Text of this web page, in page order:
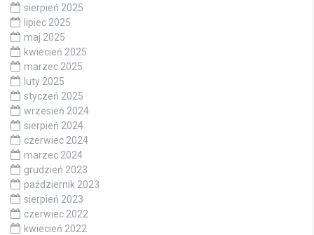
sierpień 2025
lipiec 2025
maj 2025
kwiecień 2025
marzec 2025
luty 2025
styczeń 2025
wrzesień 2024
sierpień 2024
czerwiec 2024
marzec 2024
grudzień 2023
październik 2023
sierpień 2023
czerwiec 2022
kwiecień 2022